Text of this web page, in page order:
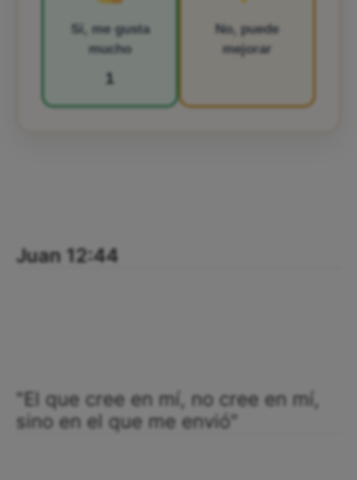
Sí, me gusta
mucho
1
No, puede
mejorar
Juan 12:44
"El que cree en mí, no cree en mí,
sino en el que me envió"